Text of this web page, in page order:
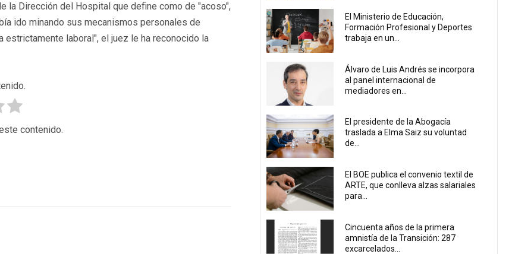
la Dirección del Hospital que define como de "acoso",
ido minando sus mecanismos personales de
estrictamente laboral", el juez le ha reconocido la
contenido.
El Ministerio de Educación,
Formación Profesional y Deportes
trabaja en un...
Álvaro de Luis Andrés se incorpora
al panel internacional de
mediadores en...
El presidente de la Abogacía
traslada a Elma Saiz su voluntad
de...
El BOE publica el convenio textil de
ARTE, que conlleva alzas salariales
para...
Cincuenta años de la primera
amnistía de la Transición: 287
excarcelados...